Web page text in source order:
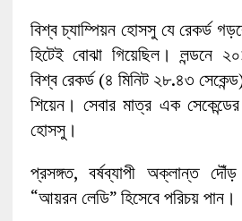
বিশ্ব চ্যাম্পিয়ন হোসসু যে রেকর্ড
হিটেই বোঝা গিয়েছিল। লন্ডনে
বিশ্ব রেকর্ড (৪ মিনিট ২৮.৪৩
শিয়েন। সেবার মাত্র এক
হোসসু।
প্রসঙ্গত, বর্ষব্যাপী অক্লান্ত
“আয়রন লেডি” হিসেবে পরিচয় পান।